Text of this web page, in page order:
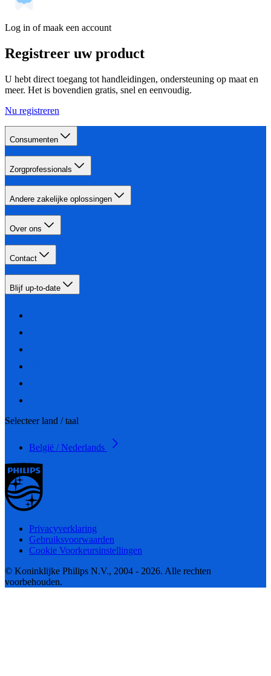
Log in of maak een account
Registreer uw product
U hebt direct toegang tot handleidingen, ondersteuning op maat en
meer. Het is bovendien gratis, snel en eenvoudig.
Nu registreren
Consumenten
Zorgprofessionals
Andere zakelijke oplossingen
Over ons
Contact
Blijf up-to-date
Selecteer land / taal
België / Nederlands
Privacyverklaring
Gebruiksvoorwaarden
Cookie Voorkeursinstellingen
© Koninklijke Philips N.V., 2004 - 2026. Alle rechten
voorbehouden.